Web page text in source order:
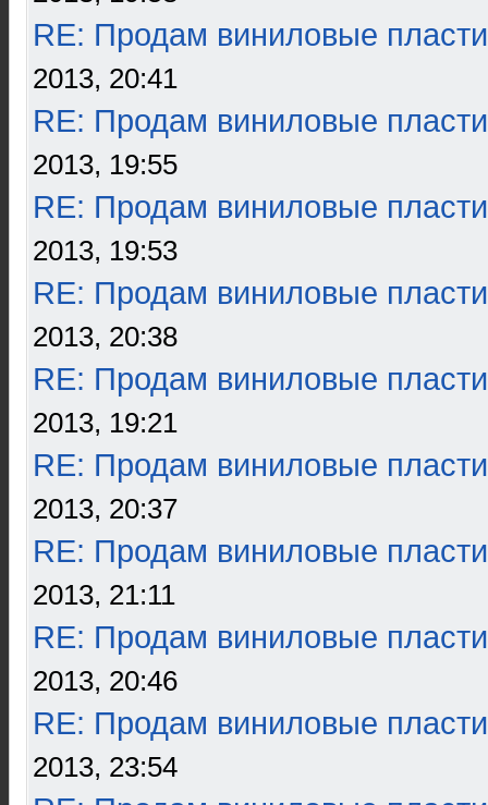
RE: Продам виниловые
2013, 20:41
RE: Продам виниловые
2013, 19:55
RE: Продам виниловые
2013, 19:53
RE: Продам виниловые
2013, 20:38
RE: Продам виниловые
2013, 19:21
RE: Продам виниловые
2013, 20:37
RE: Продам виниловые
2013, 21:11
RE: Продам виниловые
2013, 20:46
RE: Продам виниловые
2013, 23:54